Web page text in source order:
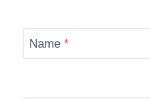
Name *